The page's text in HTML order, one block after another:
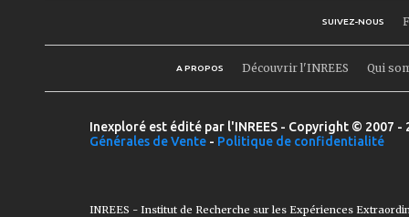
SUIVEZ-NOUS
A PROPOS Découvrir l'INREES Qui
Inexploré est édité par l'INREES - Copyright © 2007
Générales de Vente - Politique de confidentialité
INREES - Institut de Recherche sur les Expériences